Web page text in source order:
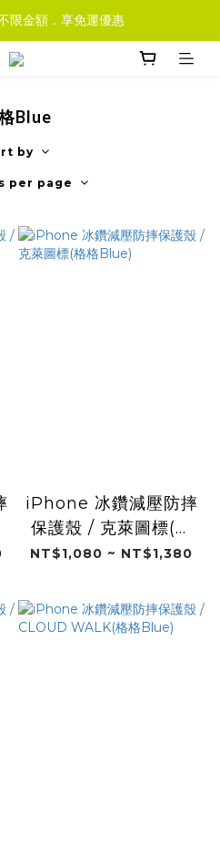
限金額．享免運優惠
Blue
by
per page
iPhone 冰鑽減壓防摔
保護殼 / 克萊圖標(格
格Blue)
NT$1,080 ~ NT$1,380